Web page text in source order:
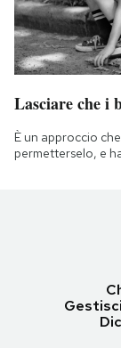
Lasciare che i
È un approccio
permetterselo, e